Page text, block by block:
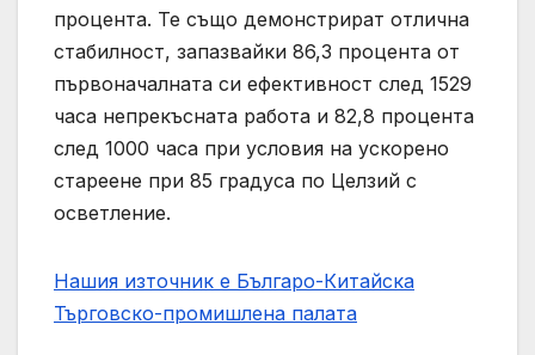
процента. Те също демонстрират отлична
стабилност, запазвайки 86,3 процента от
първоначалната си ефективност след 1529
часа непрекъсната работа и 82,8 процента
след 1000 часа при условия на ускорено
стареене при 85 градуса по Целзий с
осветление.
Нашия източник е Българо-Китайска
Търговско-промишлена палaта